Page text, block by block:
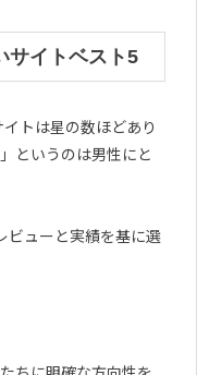
サイトベスト5
トは星の数ほどあり
というのは男性にと
ビューと実績を基に選